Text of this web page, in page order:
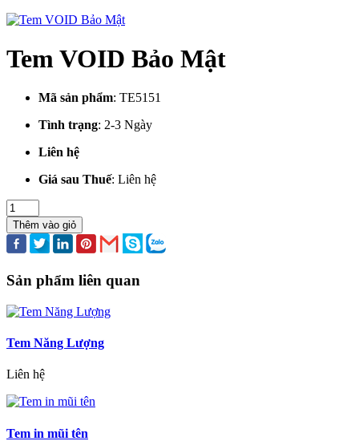
Tem VOID Bảo Mật
Mã sản phẩm: TE5151
Tình trạng: 2-3 Ngày
Liên hệ
Giá sau Thuế: Liên hệ
Thêm vào giỏ
Sản phẩm liên quan
Tem Năng Lượng
Liên hệ
Tem in mũi tên